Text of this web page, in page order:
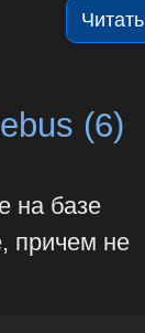
Читать
(6)
на базе
причем не